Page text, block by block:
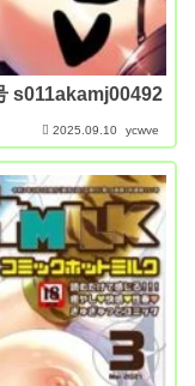
s011akamj00492
2025.09.10 ycwve